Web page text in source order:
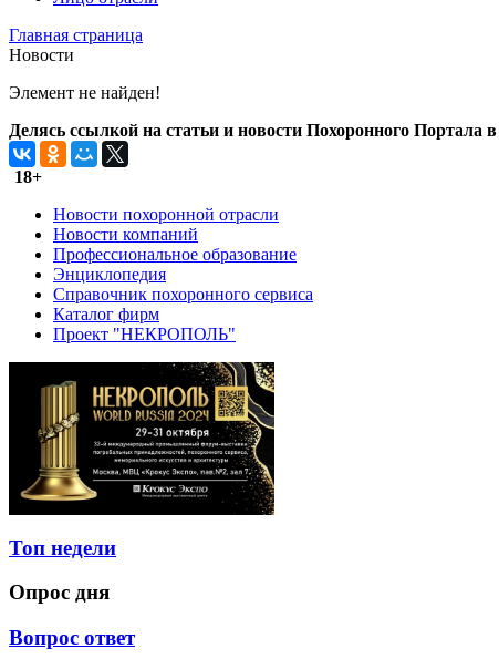
Главная страница
Новости
Элемент не найден!
Делясь ссылкой на статьи и новости Похоронного Портала
18+
Новости похоронной отрасли
Новости компаний
Профессиональное образование
Энциклопедия
Справочник похоронного сервиса
Каталог фирм
Проект "НЕКРОПОЛЬ"
Топ недели
Опрос дня
Вопрос ответ